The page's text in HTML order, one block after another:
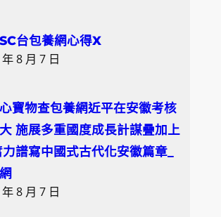
台包養網心得X
8 月 7 日
寶物查包養網近平在安徽考核
施展多重國度成長計謀疊加上
譜寫中國式古代化安徽篇章_
8 月 7 日